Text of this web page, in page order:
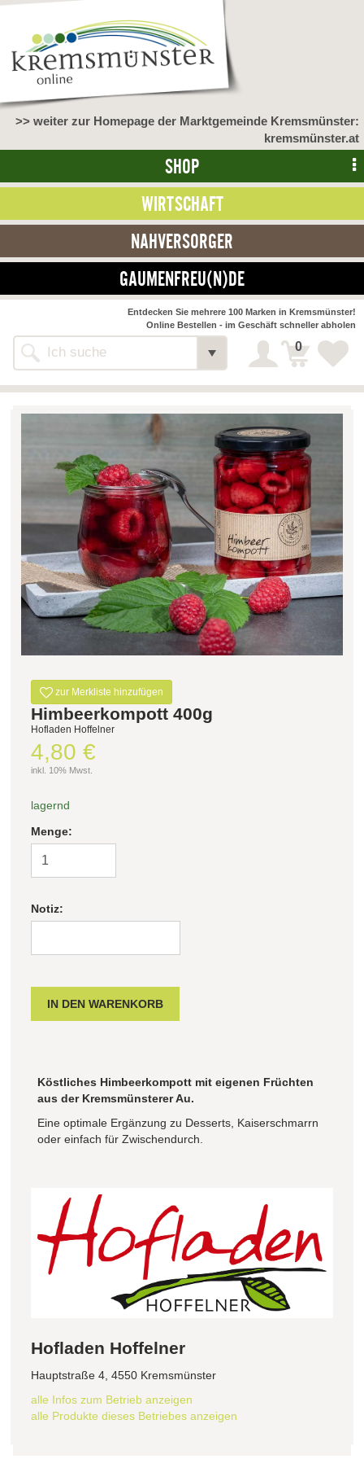
>> weiter zur Homepage der Marktgemeinde Kremsmünster:
kremsmünster.at
SHOP
WIRTSCHAFT
NAHVERSORGER
GAUMENFREU(N)DE
Alle Webseiten
Entdecken Sie mehrere 100 Marken in Kremsmünster!
Online Bestellen - im Geschäft schneller abholen
0
NAHVERSORGER
>> Bauernmarkt << Detail
Bäckerei-Konditorei-Café
Detail
Fleischerei Hüthmayr Detail
Hofladen Hoffelner Detail
Kuglbauer - Familie Bischof Detail
La Toscana Anita Wolf e.U. Detail
Söllradls Naturkostladen Detail
Stiftsgärtnerei Detail
Weinkellerei Stift
Detail
KATEGORIE
Filter zurücksetzen
zur Merkliste hinzufügen
Himbeerkompott 400g
Hofladen Hoffelner
4,80 €
inkl. 10% Mwst.
lagernd
Menge:
Notiz:
Köstliches Himbeerkompott mit eigenen Früchten
aus der Kremsmünsterer Au.
Eine optimale Ergänzung zu Desserts, Kaiserschmarrn
oder einfach für Zwischendurch.
Hofladen Hoffelner
Hauptstraße 4, 4550 Kremsmünster
alle Infos zum Betrieb anzeigen
alle Produkte dieses Betriebes anzeigen